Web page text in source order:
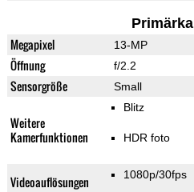
Megapixel 13-MP
Öffnung f/2.2
Sensorgröße Small
Weitere
Kamerfunktionen
Blitz
HDR foto
Videoauflösungen 1080p/30fps